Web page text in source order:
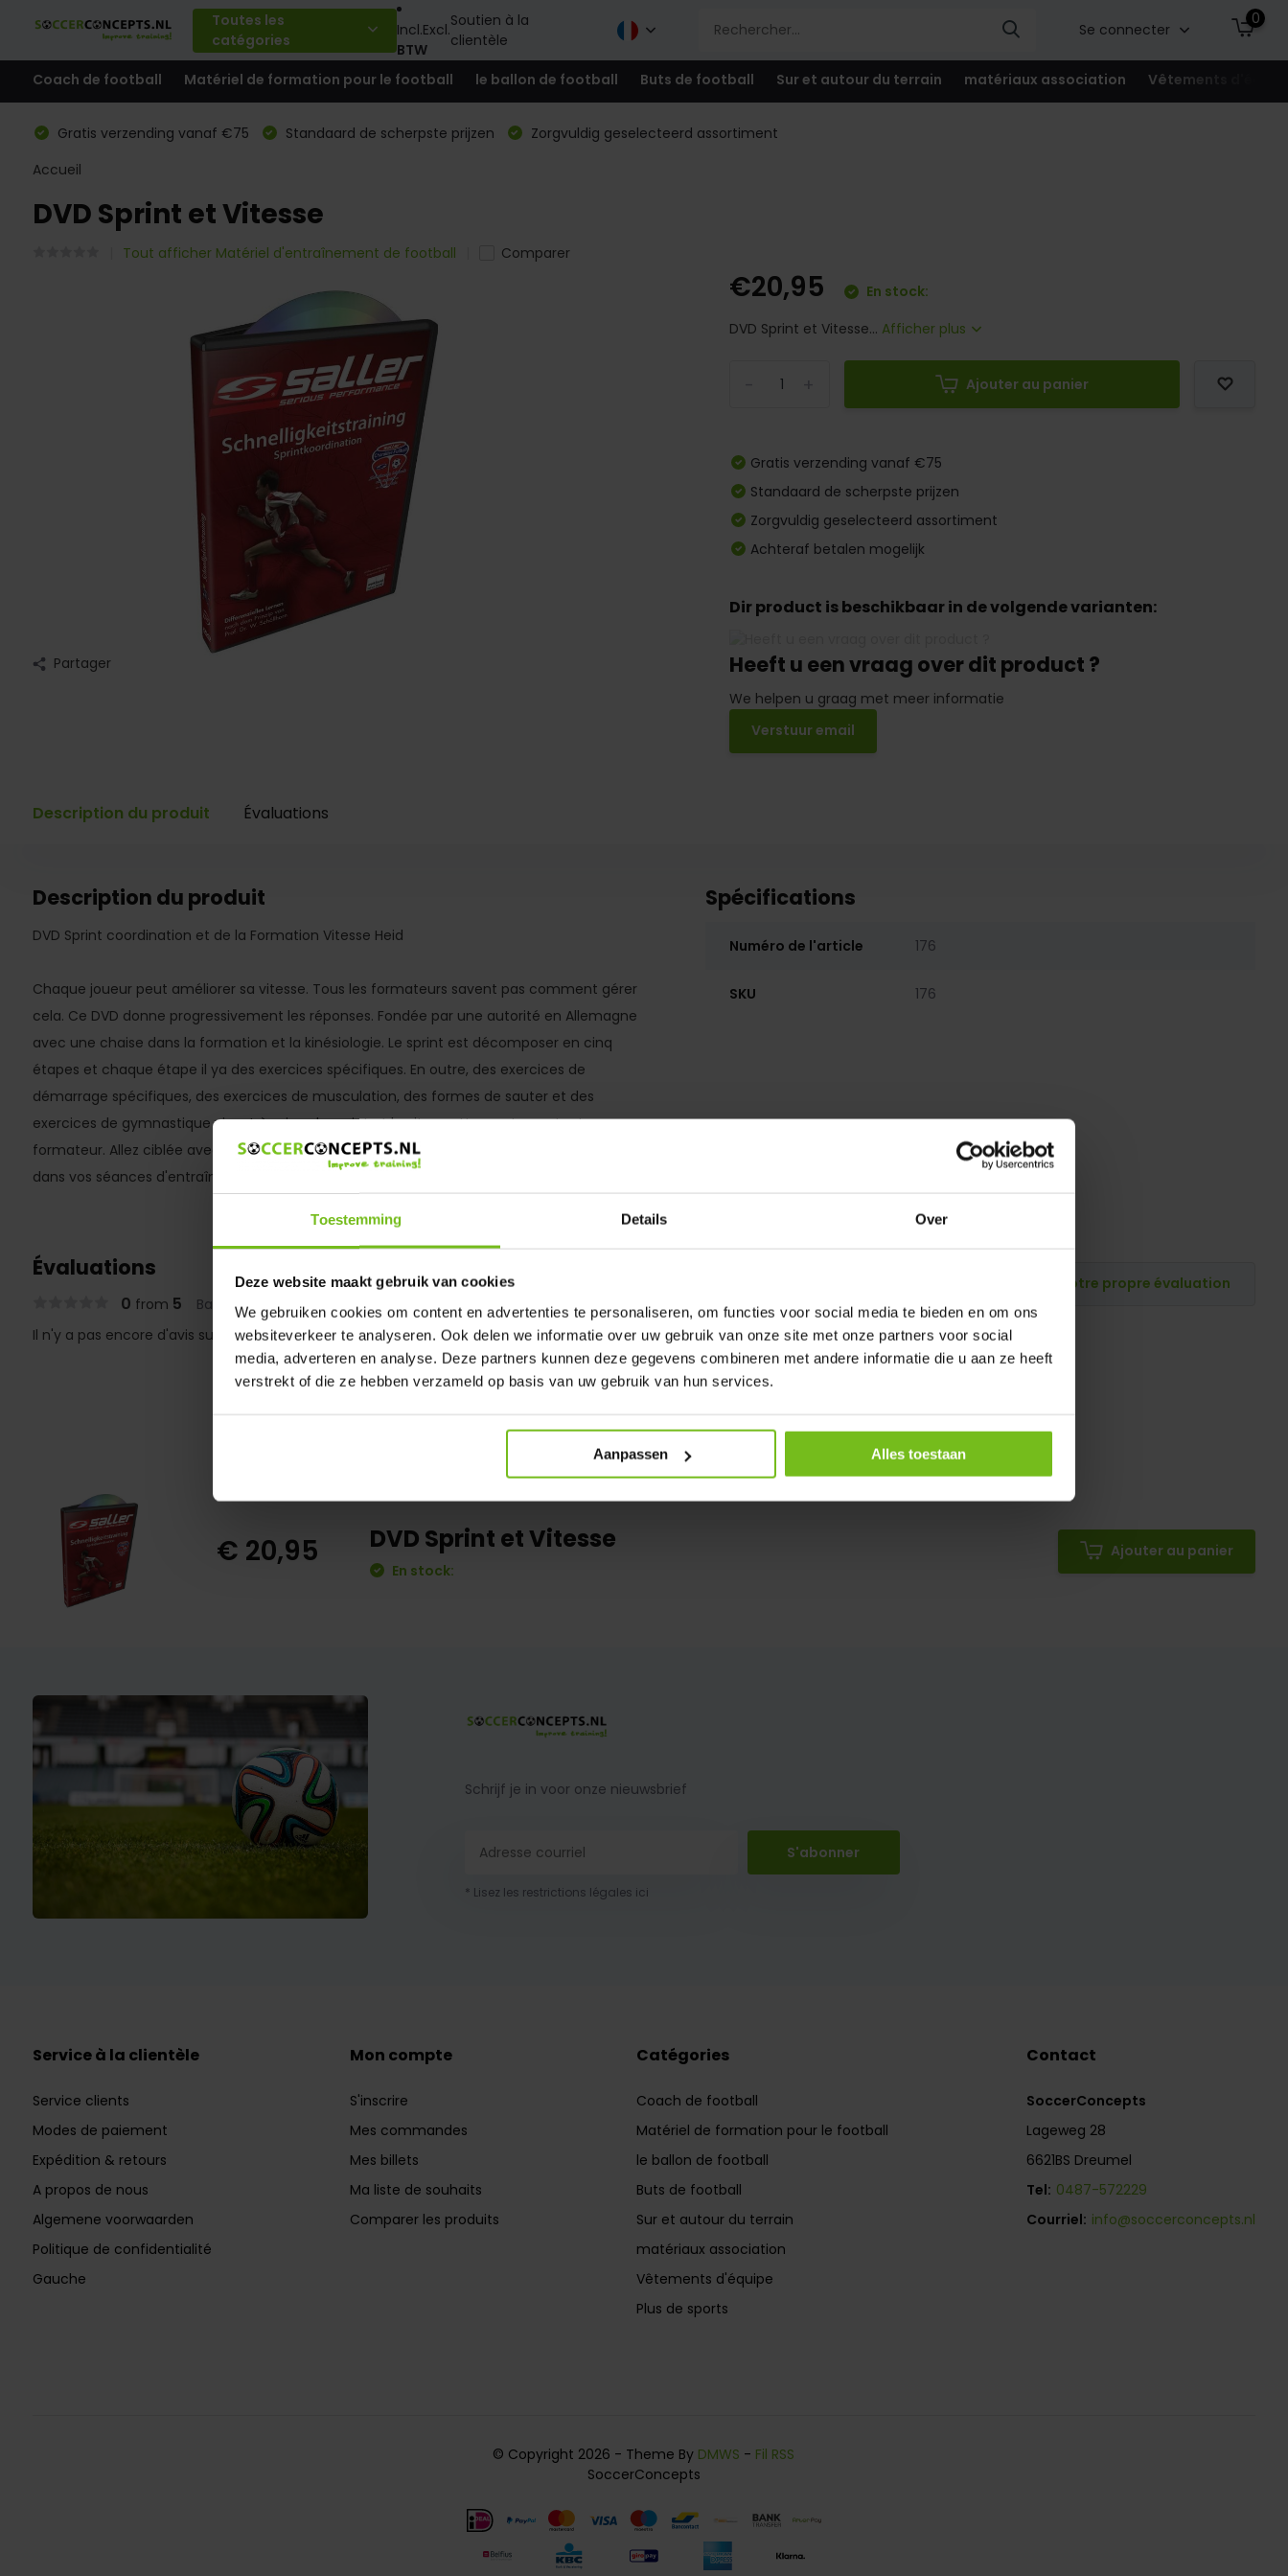
Toestemming Details Over
Deze website maakt gebruik van cookies
We gebruiken cookies om content en advertenties te personaliseren, om functies voor social media te bieden en om ons
websiteverkeer te analyseren. Ook delen we informatie over uw gebruik van onze site met onze partners voor social
media, adverteren en analyse. Deze partners kunnen deze gegevens combineren met andere informatie die u aan ze heeft
verstrekt of die ze hebben verzameld op basis van uw gebruik van hun services.
Aanpassen Alles toestaan
Toutes les
catégories
Incl.Excl.
BTW
Soutien à la
clientèle
Se connecter
0
Coach de football Matériel de formation pour le football le ballon de football Buts de football Sur et autour du terrain matériaux association Vêtements
Gratis verzending vanaf €75 Standaard de scherpste prijzen
Zorgvuldig geselecteerd assortiment
Accueil
DVD Sprint et Vitesse
Tout afficher Matériel d'entraînement de football Comparer
Partager
€20,95
En stock:
DVD Sprint et Vitesse... Afficher plus
Ajouter au panier
Gratis verzending vanaf €75
Standaard de scherpste prijzen
Zorgvuldig geselecteerd assortiment
Achteraf betalen mogelijk
Dir product is beschikbaar in de volgende varianten:
Heeft u een vraag over dit product ?
We helpen u graag met meer informatie
Verstuur email
Description du produit Évaluations
Description du produit
DVD Sprint coordination et de la Formation Vitesse Heid
Chaque joueur peut améliorer sa vitesse. Tous les formateurs savent pas comment gérer
cela. Ce DVD donne progressivement les réponses. Fondée par une autorité en Allemagne
avec une chaise dans la formation et la kinésiologie. Le sprint est décomposer en cinq
étapes et chaque étape il ya des exercices spécifiques. En outre, des exercices de
démarrage spécifiques, des exercices de musculation, des formes de sauter et des
exercices de gymnastique visent à mieux le sprint et la vitesse. Un must pour tout
formateur. Allez ciblée avec vos joueurs pour commencer ou incorporer ces exercices
dans vos séances d'entraînement. En allemand.
Spécifications
Numéro de l'article 176
SKU 176
Évaluations
0 from 5 Based on 0 reviews
Publiez votre propre évaluation
Il n'y a pas encore d'avis sur ce produit..
€ 20,95 DVD Sprint et Vitesse
En stock:
Ajouter au panier
Schrijf je in voor onze nieuwsbrief
S'abonner
* Lisez les restrictions légales ici
Service à la clientèle
Service clients
Modes de paiement
Expédition & retours
A propos de nous
Algemene voorwaarden
Politique de confidentialité
Gauche
Mon compte
S'inscrire
Mes commandes
Mes billets
Ma liste de souhaits
Comparer les produits
Catégories
Coach de football
Matériel de formation pour le football
le ballon de football
Buts de football
Sur et autour du terrain
matériaux association
Vêtements d'équipe
Plus de sports
Contact
SoccerConcepts
Lageweg 28
6621BS Dreumel
Tel: 0487-572229
Courriel: info@soccerconcepts.nl
© Copyright 2026 - Theme By DMWS - Fil RSS
SoccerConcepts